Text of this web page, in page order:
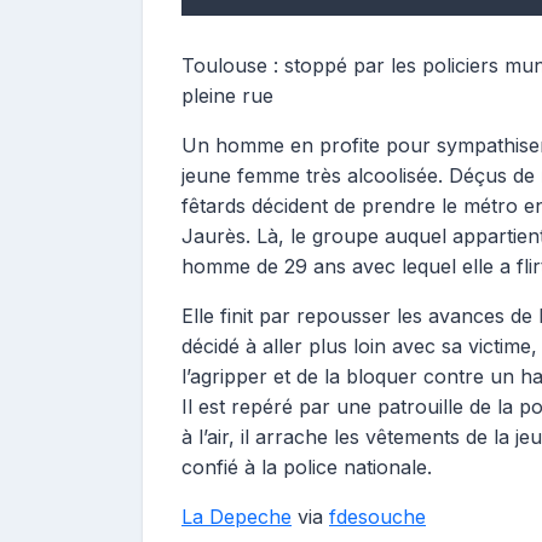
Toulouse : stoppé par les policiers
pleine rue
Un homme en profite pour
jeune femme très alcoolisée. Déçus
fêtards décident de prendre le métro
Jaurès. Là, le groupe auquel
homme de 29 ans avec lequel elle a
Elle finit par repousser les avances de
décidé à aller plus loin avec sa
l’agripper et de la bloquer contre un
Il est repéré par une patrouille de la
à l’air, il arrache les vêtements de la
confié à la police nationale.
La Depeche via fdesouche